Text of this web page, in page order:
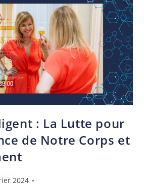
: La Lutte pour
de Notre Corps et
2024